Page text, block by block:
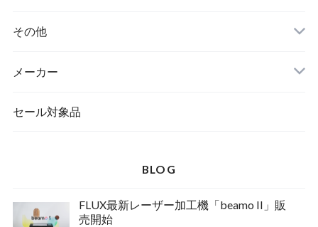
その他
メーカー
セール対象品
BLOG
FLUX最新レーザー加工機「beamo II」販
売開始